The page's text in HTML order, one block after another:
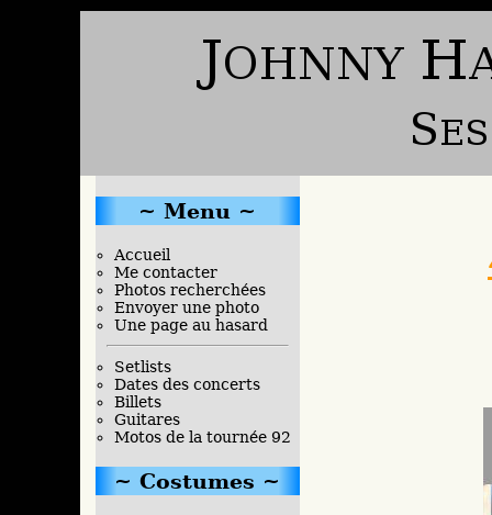
Menu
Accueil
Me contacter
Photos recherchées
Envoyer une photo
Une page au hasard
Setlists
Dates des concerts
Billets
Guitares
Motos de la tournée 92
Costumes